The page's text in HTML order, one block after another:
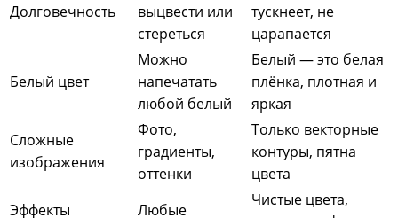
Долговечность
выцвести или
стереться
тускнеет, не
царапается
Белый цвет
Можно
напечатать
любой белый
Белый — это белая
плёнка, плотная и
яркая
Сложные
изображения
Фото,
градиенты,
оттенки
Только векторные
контуры, пятна
цвета
Эффекты
Любые
Чистые цвета,